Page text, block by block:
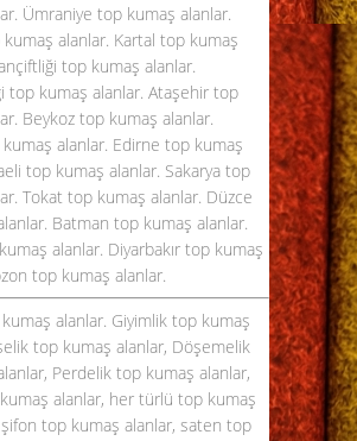
Ümraniye top kumaş alanlar.
alanlar. Kartal top kumaş
top kumaş alanlar.
top kumaş alanlar. Ataşehir top
Beykoz top kumaş alanlar.
kumaş alanlar. Edirne top kumaş
top kumaş alanlar. Sakarya top
Tokat top kumaş alanlar. Düzce
Batman top kumaş alanlar.
alanlar. Diyarbakır top kumaş
top kumaş alanlar.
alanlar. Giyimlik top kumaş
top kumaş alanlar, Döşemelik
Perdelik top kumaş alanlar,
alanlar, her türlü top kumaş
şifon top kumaş alanlar, saten top